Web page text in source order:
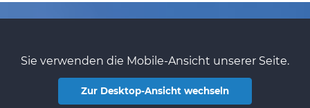
Sie verwenden die Mobile-Ansicht unserer Seite.
Zur Desktop-Ansicht wechseln